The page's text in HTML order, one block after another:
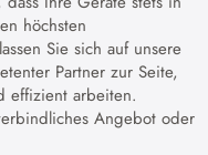
höchsten
Sie sich auf unsere
Partner zur Seite,
effizient arbeiten.
Angebot oder